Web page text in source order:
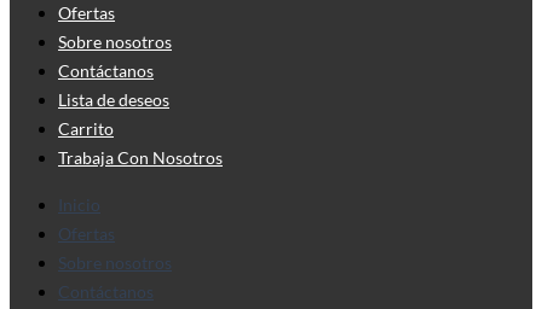
Ofertas
Sobre nosotros
Contáctanos
Lista de deseos
Carrito
Trabaja Con Nosotros
Inicio
Ofertas
Sobre nosotros
Contáctanos